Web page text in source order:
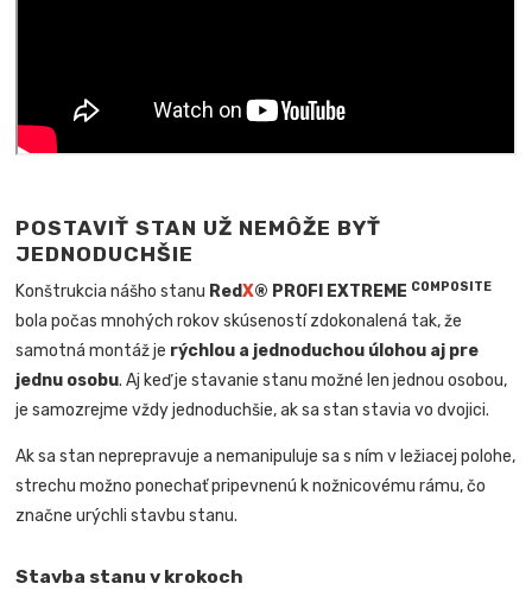
POSTAVIŤ STAN UŽ NEMÔŽE BYŤ
JEDNODUCHŠIE
Konštrukcia nášho stanu RedX® PROFI EXTREME COMPOSITE
bola počas mnohých rokov skúseností zdokonalená tak, že
samotná montáž je rýchlou a jednoduchou úlohou aj pre
jednu osobu. Aj keď je stavanie stanu možné len jednou osobou,
je samozrejme vždy jednoduchšie, ak sa stan stavia vo dvojici.
Ak sa stan neprepravuje a nemanipuluje sa s ním v ležiacej polohe,
strechu možno ponechať pripevnenú k nožnicovému rámu, čo
značne urýchli stavbu stanu.
Stavba stanu v krokoch